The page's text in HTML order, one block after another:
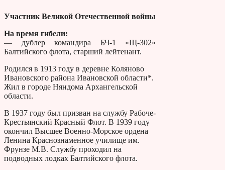
Участник Великой Отечественной войны
На время гибели:
— дублер командира БЧ-1 «Щ-302»
Балтийского флота, старший лейтенант.
Родился в 1913 году в деревне Коляново
Ивановского района Ивановской области*.
Жил в городе Няндома Архангельской
области.
В 1937 году был призван на службу Рабоче-
Крестьянский Красный Флот. В 1939 году
окончил Высшее Военно-Морское ордена
Ленина Краснознаменное училище им.
Фрунзе М.В. Службу проходил на
подводных лодках Балтийского флота.